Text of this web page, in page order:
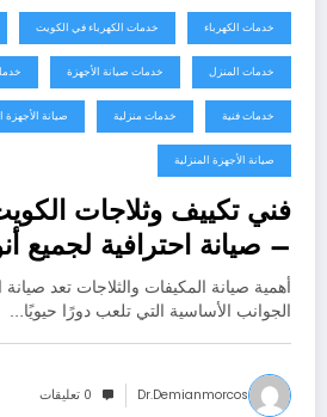
خدمات الكهرباء خدمات الكهرباء في الكويت
خدمات المنزل خدمات صيانة الأجهزة
خدمات فنية خدمات منزلية صيانة الأجهزة
صيانة الأجهزة المنزلية
– صيانة احترافية لجميع
والثلاجات
أهمية صيانة المكيفات والثلاجات تعد
الجوانب الأساسية التي تلعب دورًا حيويًا…
Dr.demianmorcos 0 تعليقات